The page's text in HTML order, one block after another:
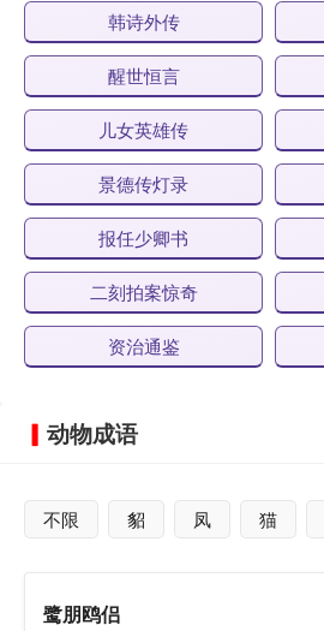
韩诗外传
醒世恒言
儿女英雄传
景德传灯录
报任少卿书
二刻拍案惊奇
资治通鉴
动物成语
不限 貂 凤 猫
鹭朋鸥侣